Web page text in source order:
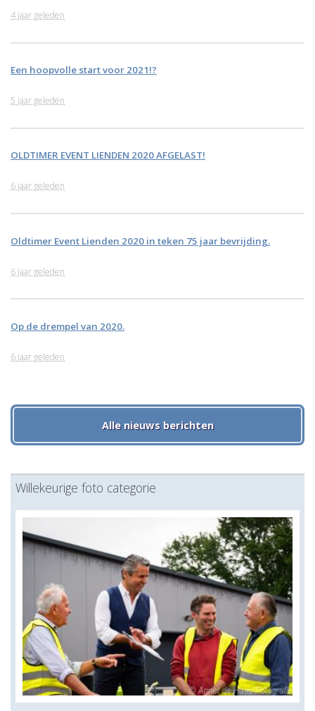
4 jaar geleden
Een hoopvolle start voor 2021!?
5 jaar geleden
OLDTIMER EVENT LIENDEN 2020 AFGELAST!
6 jaar geleden
Oldtimer Event Lienden 2020 in teken 75 jaar bevrijding.
6 jaar geleden
Op de drempel van 2020.
6 jaar geleden
Alle nieuws berichten
Willekeurige foto categorie